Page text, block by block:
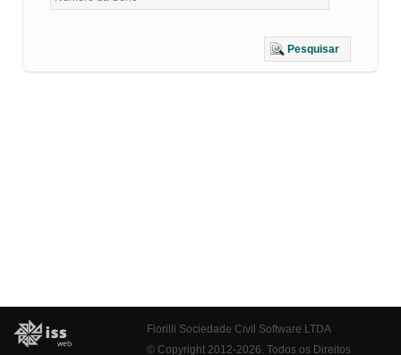
Pesquisar
Fiorilli Sociedade Civil Software LTDA
© Copyright 2012-2026. Todos os Direitos